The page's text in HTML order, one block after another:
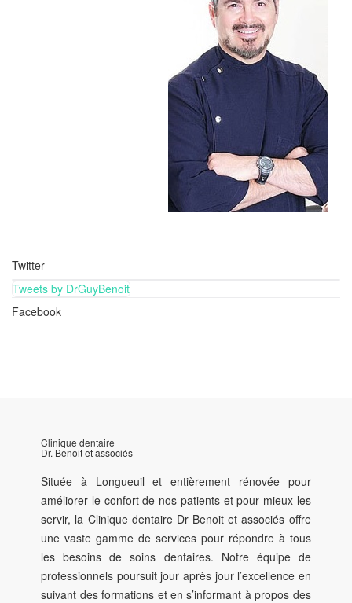
Twitter
Tweets by DrGuyBenoit
Facebook
Clinique dentaire
Dr. Benoit et associés
Située à Longueuil et entièrement rénovée pour
améliorer le confort de nos patients et pour mieux les
servir, la Clinique dentaire Dr Benoit et associés offre
une vaste gamme de services pour répondre à tous
les besoins de soins dentaires. Notre équipe de
professionnels poursuit jour après jour l’excellence en
suivant des formations et en s’informant à propos des